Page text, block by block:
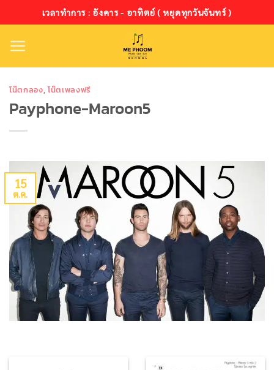
ไป
เนื้อหา
เวลาทำการ : อังคาร - อาทิตย์ ( หยุดทุกวันจันทร์ )
โน๊ตกลอง, โน๊ตเพลงฟรี
Payphone-Maroon5
15
ต.ค.